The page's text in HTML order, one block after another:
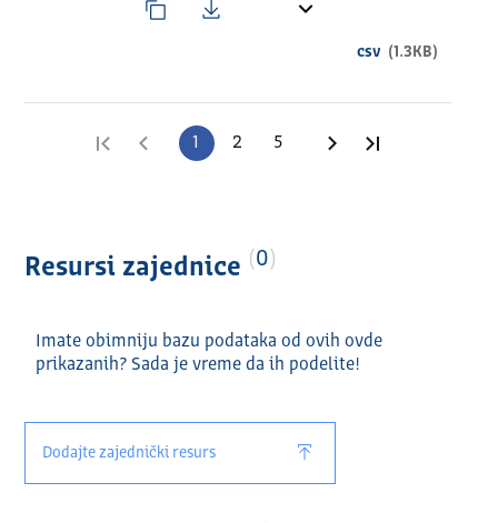
csv (1.3KB)
Prva stranicaPrethodna stranica
1 2 5 Sledeća stranica
Resursi zajednice 0
Imate obimniju bazu podataka od ovih ovde
prikazanih? Sada je vreme da ih podelite!
Dodajte zajednički resurs